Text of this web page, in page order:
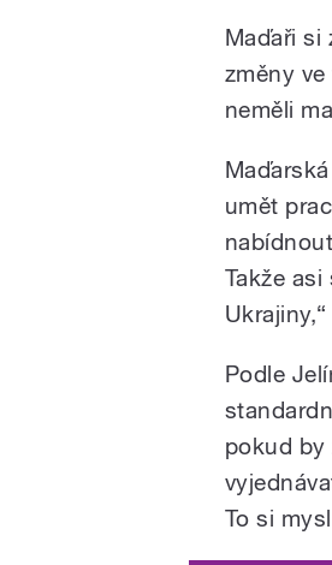
Maďaři si
změny
neměli
umět
Takže
Podle
pokud by
To si